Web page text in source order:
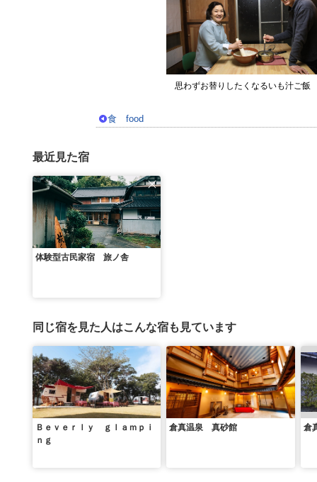
思わずお替りしたくなるいも汁ご飯
食 food
最近見た宿
体験型古民家宿 旅ノ舎
同じ宿を見た人はこんな宿も見ています
Ｂｅｖｅｒｌｙ ｇｌａｍｐｉ
ｎｇ
倉真温泉 真砂館 倉